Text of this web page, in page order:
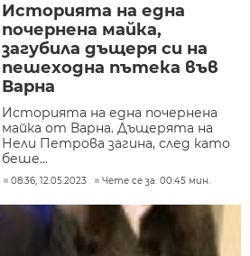
Историята на една
почернена майка,
загубила дъщеря си на
пешеходна пътека във
Варна
Историята на една почернена
майка от Варна. Дъщерята на
Нели Петрова загина, след като
беше...
08:36, 12.05.2023 Чете се за: 00:45 мин.